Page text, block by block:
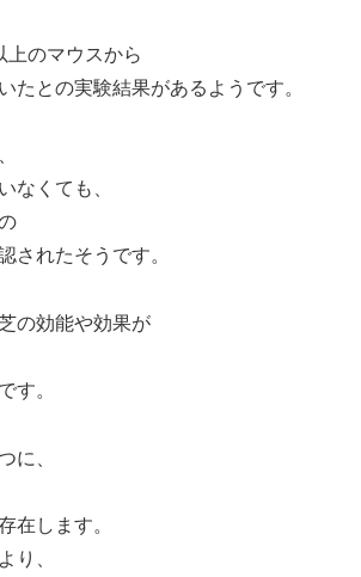
上のマウスから
たとの実験結果があるようです。
なくても、
されたそうです。
の効能や効果が
す。
に、
在します。
り、